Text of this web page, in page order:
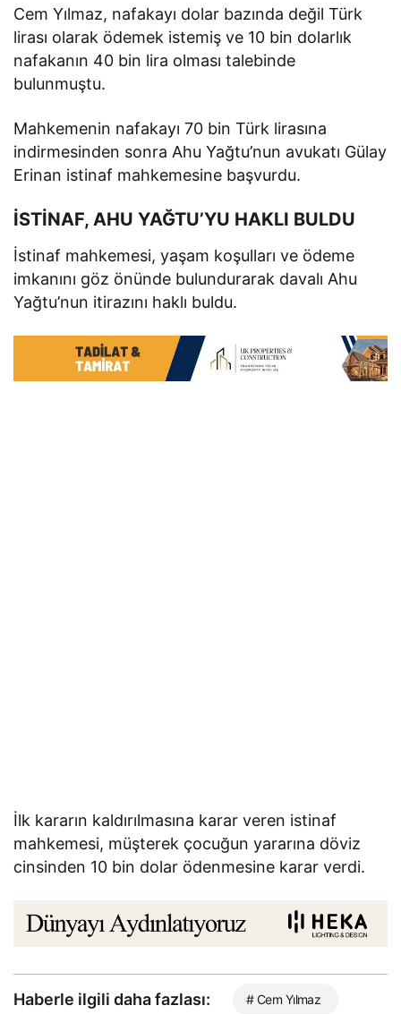
Cem Yılmaz, nafakayı dolar bazında değil Türk
lirası olarak ödemek istemiş ve 10 bin dolarlık
nafakanın 40 bin lira olması talebinde
bulunmuştu.
Mahkemenin nafakayı 70 bin Türk lirasına
indirmesinden sonra Ahu Yağtu’nun avukatı Gülay
Erinan istinaf mahkemesine başvurdu.
İSTİNAF, AHU YAĞTU’YU HAKLI BULDU
İstinaf mahkemesi, yaşam koşulları ve ödeme
imkanını göz önünde bulundurarak davalı Ahu
Yağtu’nun itirazını haklı buldu.
İlk kararın kaldırılmasına karar veren istinaf
mahkemesi, müşterek çocuğun yararına döviz
cinsinden 10 bin dolar ödenmesine karar verdi.
Haberle ilgili daha fazlası: # Cem Yılmaz